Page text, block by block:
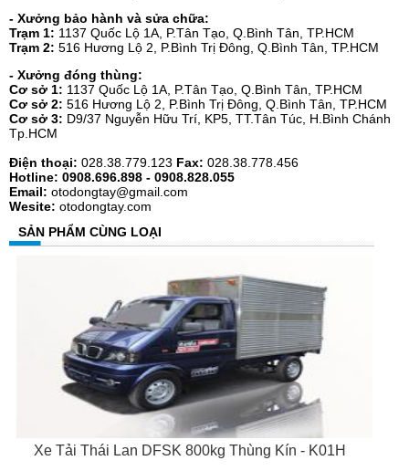
- Xưởng bảo hành và sửa chữa:
Trạm 1: 1137 Quốc Lộ 1A, P.Tân Tạo, Q.Bình Tân, TP.HCM
Trạm 2: 516 Hương Lộ 2, P.Bình Trị Đông, Q.Bình Tân, TP.HCM
- Xưởng đóng thùng:
Cơ sở 1: 1137 Quốc Lộ 1A, P.Tân Tạo, Q.Bình Tân, TP.HCM
Cơ sở 2: 516 Hương Lộ 2, P.Bình Trị Đông, Q.Bình Tân, TP.HCM
Cơ sở 3: D9/37 Nguyễn Hữu Trí, KP5, TT.Tân Túc, H.Bình Chánh
Tp.HCM
Điện thoại: 028.38.779.123 Fax: 028.38.778.456
Hotline: 0908.696.898 - 0908.828.055
Email: otodongtay@gmail.com
Wesite: otodongtay.com
SẢN PHẨM CÙNG LOẠI
Xe Tải Thái Lan DFSK 800kg Thùng Kín - K01H